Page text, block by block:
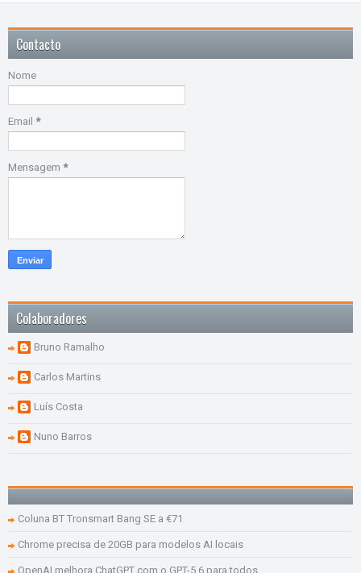
Contacto
Nome
Email *
Mensagem *
Colaboradores
Bruno Ramalho
Carlos Martins
Luís Costa
Nuno Barros
Coluna BT Tronsmart Bang SE a €71
Chrome precisa de 20GB para modelos AI locais
OpenAI melhora ChatGPT com o GPT-5.6 para todos